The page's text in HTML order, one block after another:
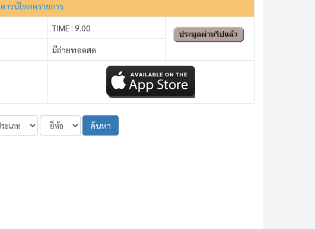
ดาวน์โหลดรายการ
TIME : 9.00
มีถ่ายทอดสด
ค้นหา